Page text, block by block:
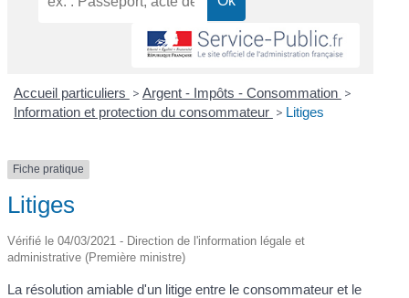
Accueil particuliers > Argent - Impôts - Consommation >
Information et protection du consommateur > Litiges
Fiche pratique
Litiges
Vérifié le 04/03/2021 - Direction de l'information légale et
administrative (Première ministre)
La résolution amiable d'un litige entre le consommateur et le